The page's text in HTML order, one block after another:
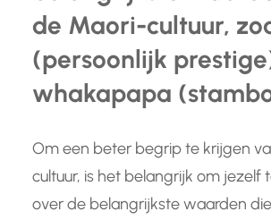
de Maori-cultuur,
(persoonlijk
whakapapa
Om een beter begrip te krijgen
cultuur, is het belangrijk om jezelf
over de belangrijkste waarden